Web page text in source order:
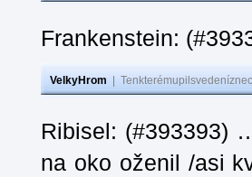
Frankenstein:
VelkyHrom
Ribisel: (#393393)
na oko oženil /asi